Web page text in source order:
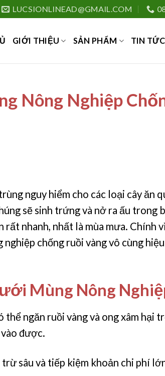
LUCSIONLINEAD@GMAIL.COM
GIỚI THIỆU SẢN PHẨM TIN
Nông Nghiệp
nguy hiểm cho các loại cây ăn
sẽ sinh trứng và nở ra ấu
rất nhanh, nhất là mùa mưa. Chính
chống ruồi vàng vô cùng
Mùng Nông
ngăn ruồi vàng và ong xâm hại
được.
sâu và tiếp kiệm khoản chi phí